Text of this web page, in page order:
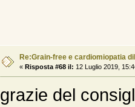
Re:Grain-free e cardiomiopatia
« Risposta #68 il: 12 Luglio 2019,
grazie del